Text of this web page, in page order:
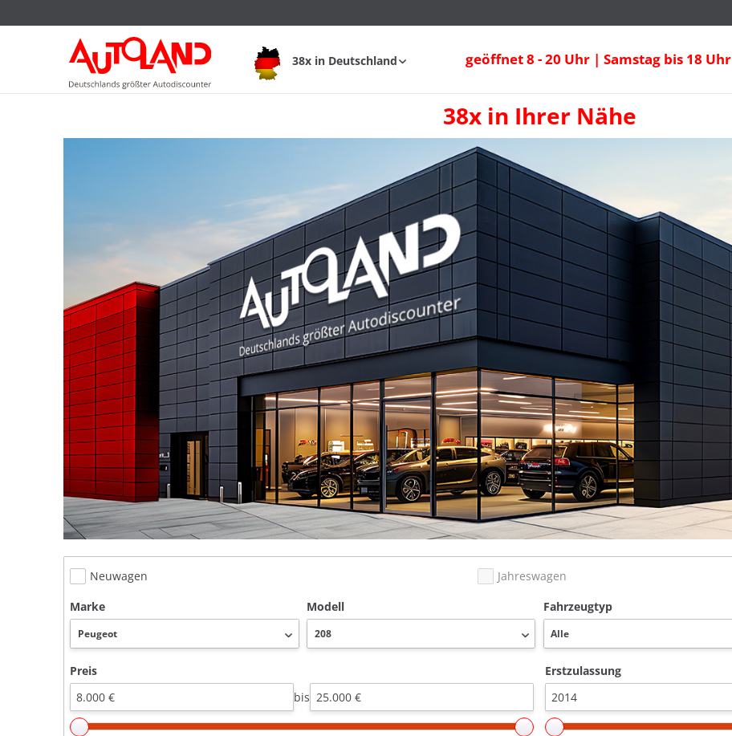
38x in Deutschland geöffnet 8 - 20 Uhr | Samstag bis 18 Uhr
38x in Ihrer Nähe
Neuwagen Jahreswagen
Marke
Modell Fahrzeugtyp
Preis
bis
Erstzulassung